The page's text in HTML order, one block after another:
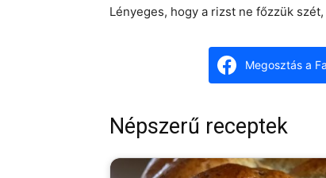
Lényeges, hogy a rizst ne főzzük
Megosztás a
Népszerű receptek